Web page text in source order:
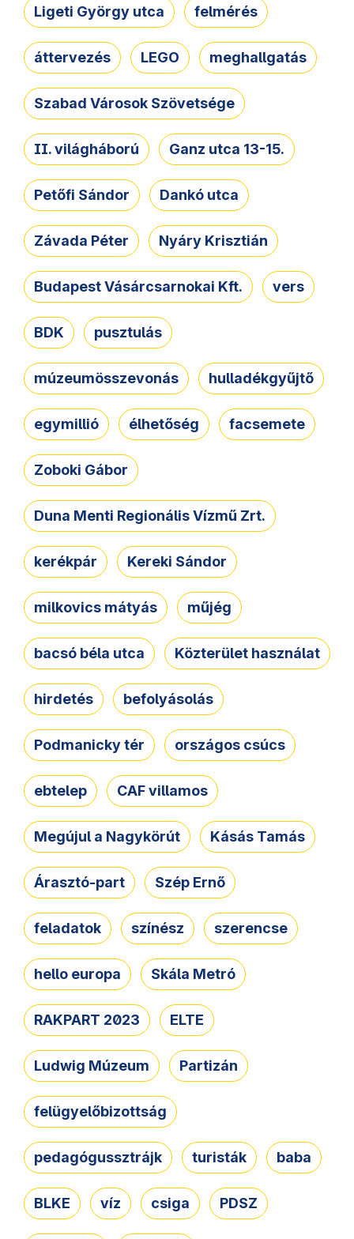
Ligeti György utca felmérés
áttervezés LEGO meghallgatás
Szabad Városok Szövetsége
II. világháború Ganz utca 13-15.
Petőfi Sándor Dankó utca
Závada Péter Nyáry Krisztián
Budapest Vásárcsarnokai Kft. vers
BDK pusztulás
múzeumösszevonás hulladékgyűjtő
egymillió élhetőség facsemete
Zoboki Gábor
Duna Menti Regionális Vízmű Zrt.
kerékpár Kereki Sándor
milkovics mátyás műjég
bacsó béla utca Közterület használat
hirdetés befolyásolás
Podmanicky tér országos csúcs
ebtelep CAF villamos
Megújul a Nagykörút Kásás Tamás
Árasztó-part Szép Ernő
feladatok színész szerencse
hello europa Skála Metró
RAKPART 2023 ELTE
Ludwig Múzeum Partizán
felügyelőbizottság
pedagógussztrájk turisták baba
BLKE víz csiga PDSZ